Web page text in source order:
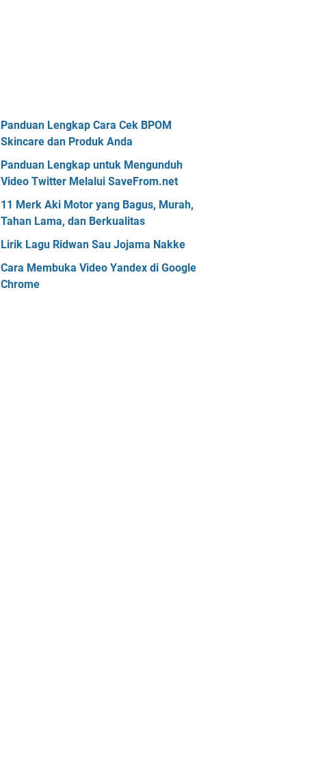
Panduan Lengkap Cara Cek BPOM
Skincare dan Produk Anda
Panduan Lengkap untuk Mengunduh
Video Twitter Melalui SaveFrom.net
11 Merk Aki Motor yang Bagus, Murah,
Tahan Lama, dan Berkualitas
Lirik Lagu Ridwan Sau Jojama Nakke
Cara Membuka Video Yandex di Google
Chrome